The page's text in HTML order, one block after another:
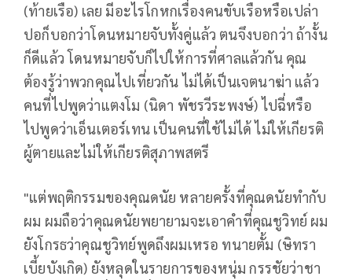
(ท้ายเรือ) เลย มีอะไรโกหกเรื่องคนขับเรือหรือเปล่า
ปอก็บอกว่าโดนหมายจับทั้งคู่แล้ว ตนจึงบอกว่า ถ้างั้น
ก็ดีแล้ว โดนหมายจับก็ไปให้การที่ศาลแล้วกัน คุณ
ต้องรู้ว่าพวกคุณไปเที่ยวกัน ไม่ได้เป็นเจตนาฆ่า แล้ว
คนที่ไปพูดว่าแตงโม (นิดา พัชรวีระพงษ์) ไปฉี่หรือ
ไปพูดว่าเอ็นเตอร์เทน เป็นคนที่ใช้ไม่ได้ ไม่ให้เกียรติ
ผู้ตายและไม่ให้เกียรติสุภาพสตรี
"แต่พฤติกรรมของคุณดนัย หลายครั้งที่คุณดนัยทำกับ
ผม ผมถือว่าคุณดนัยพยายามจะเอาคำที่คุณชูวิทย์ ผม
ยังโกรธว่าคุณชูวิทย์พูดถึงผมเหรอ ทนายตั้ม (ษิทรา
เบี้ยบังเกิด) ยังหลุดในรายการของหนุ่ม กรรชัยว่าชา